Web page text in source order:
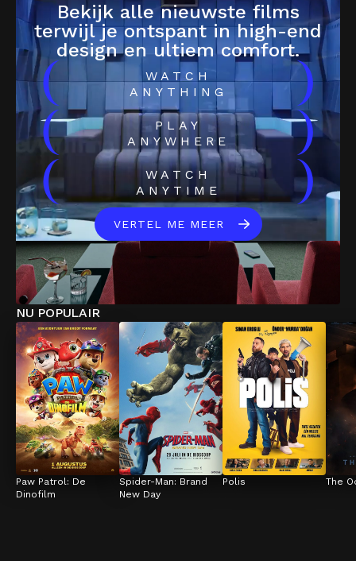
Bekijk alle nieuwste films
terwijl je ontspant in high-end
design en ultiem comfort.
(
WATCH
ANYTHING
)
(
PLAY
ANYWHERE
)
(
WATCH
ANYTIME
)
VERTEL ME MEER
NU POPULAIR
Paw Patrol: De
Dinofilm
Spider-Man: Brand
New Day
Polis The